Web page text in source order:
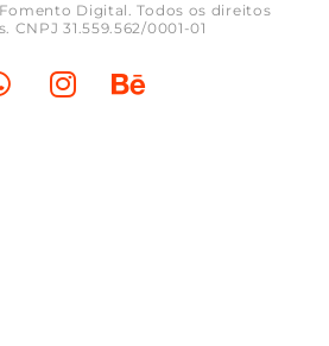
Digital. Todos os direitos
CNPJ 31.559.562/0001-01